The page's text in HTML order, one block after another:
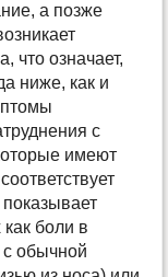
а позже
что означает,
ниже, как и
с
имеют
боли в
с обычной